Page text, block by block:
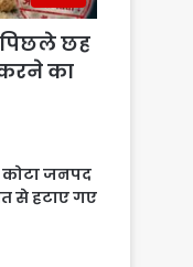
पिछले छह
का
कोटा जनपद
से हटाए गए